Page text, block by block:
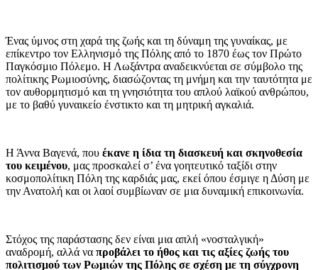
Ένας ύμνος στη χαρά της ζωής και τη δύναμη της γυναίκας, με
επίκεντρο τον Ελληνισμό της Πόλης από το 1870 έως τον Πρώτο
Παγκόσμιο Πόλεμο. Η Λωξάντρα αναδεικνύεται σε σύμβολο της
πολίτικης Ρωμιοσύνης, διασώζοντας τη μνήμη και την ταυτότητα με
τον αυθορμητισμό και τη γνησιότητα του απλού λαϊκού ανθρώπου,
με το βαθύ γυναικείο ένστικτο και τη μητρική αγκαλιά.
Η Άννα Βαγενά, που έκανε η ίδια τη διασκευή και σκηνοθεσία
του κειμένου, μας προσκαλεί σ’ ένα γοητευτικό ταξίδι στην
κοσμοπολίτικη Πόλη της καρδιάς μας, εκεί όπου έσμιγε η Δύση με
την Ανατολή και οι λαοί συμβίωναν σε μια δυναμική επικοινωνία.
Στόχος της παράστασης δεν είναι μια απλή «νοσταλγική»
αναδρομή, αλλά να προβάλει το ήθος και τις αξίες ζωής του
πολιτισμού των Ρωμιών της Πόλης σε σχέση με τη σύγχρονη